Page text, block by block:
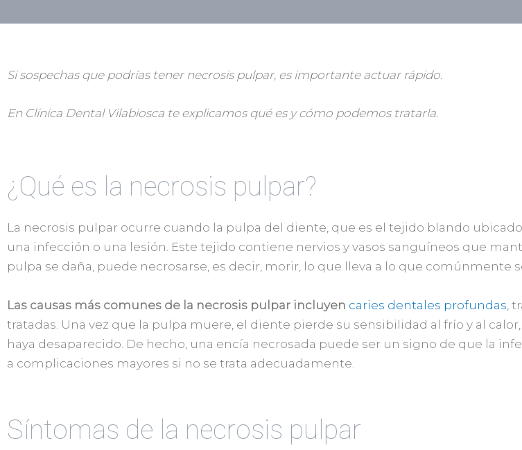
Si sospechas que podrías tener necrosis pulpar, es importante actuar rápido.
En Clínica Dental Vilabiosca te explicamos qué es y cómo podemos tratarla.
¿Qué es la necrosis pulpar?
La necrosis pulpar ocurre cuando la pulpa del diente, que es el tejido blando
una infección o una lesión. Este tejido contiene nervios y vasos sanguíneos que
pulpa se daña, puede necrosarse, es decir, morir, lo que lleva a lo que comúnmente
Las causas más comunes de la necrosis pulpar incluyen caries dentales profundas ,
tratadas. Una vez que la pulpa muere, el diente pierde su sensibilidad al frío y al
haya desaparecido. De hecho, una encía necrosada puede ser un signo de que la
a complicaciones mayores si no se trata adecuadamente.
Síntomas de la necrosis pulpar